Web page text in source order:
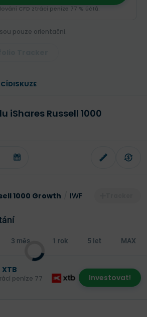
CFD ztrácí peníze 77 % účtů.
pouze orientační.
DISKUZE
iShares Russell 1000
1000 Growth IWF
3 měs. 1 rok 5 let MAX
peníze 77
Investovat!